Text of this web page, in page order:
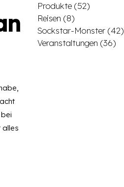
alles
Produkte (52)
Reisen (8)
Sockstar-Monster (42)
Veranstaltungen (36)